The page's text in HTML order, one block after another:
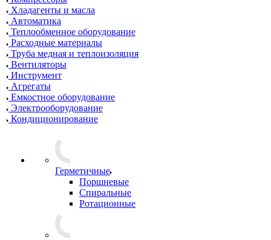
Хладагенты и масла
Автоматика
Теплообменное оборудование
Расходные материалы
Труба медная и теплоизоляция
Вентиляторы
Инструмент
Агрегаты
Емкостное оборудование
Электрооборудование
Кондиционирование
Герметичные
Поршневые
Спиральные
Ротационные